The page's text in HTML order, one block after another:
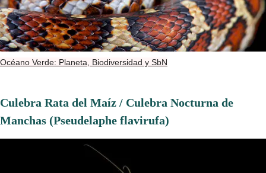
Océano Verde: Planeta, Biodiversidad y SbN
Culebra Rata del Maíz / Culebra Nocturna de
Manchas (Pseudelaphe flavirufa)